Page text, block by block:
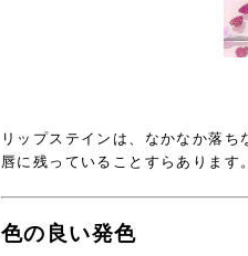
リップステインは、なかなか落
唇に残っていることすらあります。
色の良い発色